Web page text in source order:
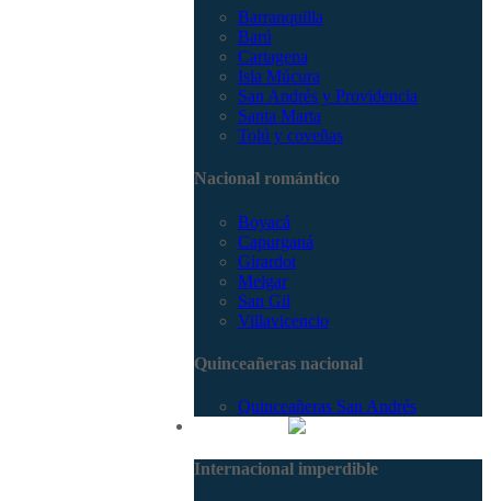
Barranquilla
Barú
Cartagena
Isla Múcura
San Andrés y Providencia
Santa Marta
Tolú y coveñas
Nacional romántico
Boyacá
Capurganá
Girardot
Melgar
San Gil
Villavicencio
Quinceañeras nacional
Quinceañeras San Andrés
Internacional imperdible